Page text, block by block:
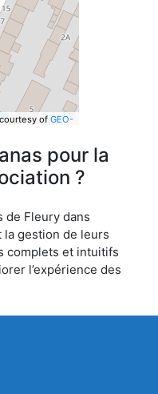
of GEO-
pour la
?
de Fleury dans
la gestion de leurs
complets et intuitifs
l’expérience des